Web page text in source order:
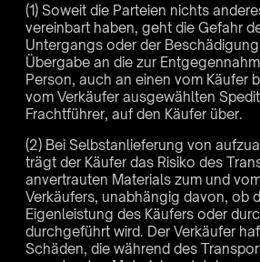
(1) Soweit die Parteien nichts
vereinbart haben, geht die Gefahr
Untergangs oder der
Übergabe an die zur
Person, auch an einen vom Käufer
vom Verkäufer ausgewählten
Frachtführer, auf den Käufer über.
(2) Bei Selbstanlieferung von
trägt der Käufer das Risiko des
anvertrauten Materials zum und
Verkäufers, unabhängig davon, ob
Eigenleistung des Käufers oder
durchgeführt wird. Der Verkäufer
Schäden, die während des